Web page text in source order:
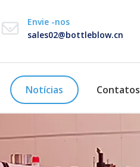
Envie -nos
sales02@bottleblow.cn
Notícias Contatos